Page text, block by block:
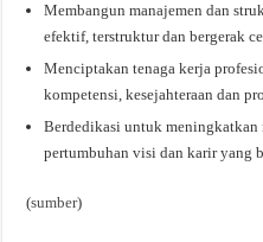
Membangun manajemen dan
efektif, terstruktur dan bergerak
Menciptakan tenaga kerja
kompetensi, kesejahteraan dan
Berdedikasi untuk
pertumbuhan visi dan karir yang
(sumber)